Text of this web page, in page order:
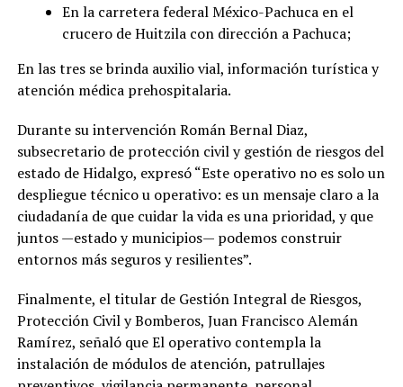
En la carretera federal México-Pachuca en el
crucero de Huitzila con dirección a Pachuca;
En las tres se brinda auxilio vial, información turística y
atención médica prehospitalaria.
Durante su intervención Román Bernal Diaz,
subsecretario de protección civil y gestión de riesgos del
estado de Hidalgo, expresó “Este operativo no es solo un
despliegue técnico u operativo: es un mensaje claro a la
ciudadanía de que cuidar la vida es una prioridad, y que
juntos —estado y municipios— podemos construir
entornos más seguros y resilientes”.
Finalmente, el titular de Gestión Integral de Riesgos,
Protección Civil y Bomberos, Juan Francisco Alemán
Ramírez, señaló que El operativo contempla la
instalación de módulos de atención, patrullajes